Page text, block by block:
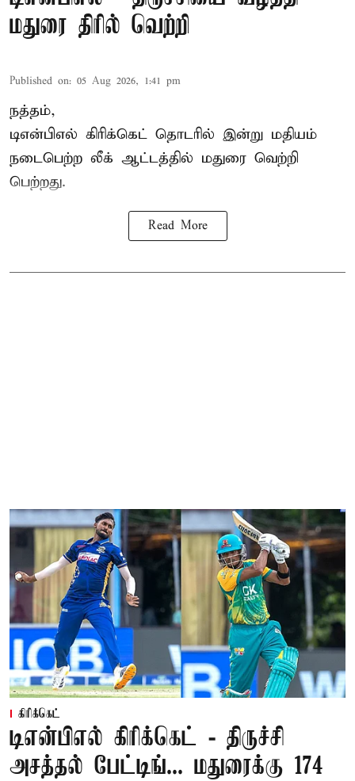
மதுரை திரில் வெற்றி
Published on: 05 Aug 2026, 1:41 pm
நத்தம்,
டிஎன்பிஎல் கிரிக்கெட் தொடரில் இன்று மதியம்
நடைபெற்ற லீக் ஆட்டத்தில் மதுரை வெற்றி
பெற்றது.
Read More
கிரிக்கெட்
டிஎன்பிஎல் கிரிக்கெட் - திருச்சி
அசத்தல் பேட்டிங்... மதுரைக்கு 174